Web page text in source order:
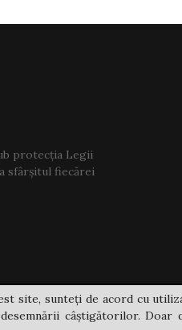
protecția Legii
sfârșitul fiecărei
site, sunteți de acord cu
câștigătorilor.